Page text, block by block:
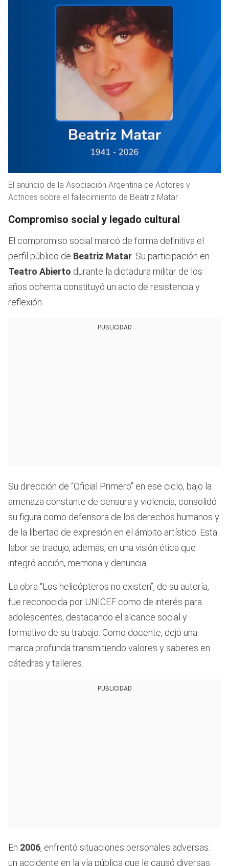
El anuncio de la Asociación Argentina de Actores y
Actrices sobre el fallecimiento de Beatriz Matar
Compromiso social y legado cultural
El compromiso social marcó de forma definitiva el
perfil público de Beatriz Matar. Su participación en
Teatro Abierto durante la dictadura militar de los
años ochenta constituyó un acto de resistencia y
reflexión.
PUBLICIDAD
Su dirección de “Oficial Primero” en ese ciclo, bajo la
amenaza constante de censura y violencia, consolidó
su figura como defensora de los derechos humanos y
de la libertad de expresión en el ámbito artístico. Esta
labor se tradujo, además, en una visión ética que
integró acción, memoria y denuncia.
La obra “Los helicópteros no existen”, de su autoría,
fue reconocida por UNICEF como de interés para
adolescentes, destacando el alcance social y
formativo de su trabajo. Como docente, dejó una
marca profunda transmitiendo valores y saberes en
cátedras y talleres.
PUBLICIDAD
En 2006, enfrentó situaciones personales adversas:
un accidente en la vía pública que le causó diversas